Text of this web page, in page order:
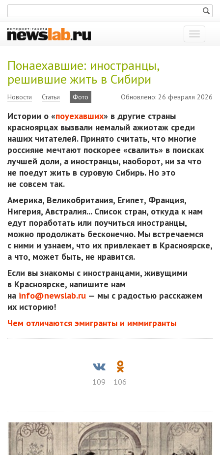
Показать
меню
Понаехавшие: иностранцы,
решившие жить в Сибири
Новости Статьи Фото Обновлено: 26 февраля 2026
Истории о «поуехавших» в другие страны
красноярцах вызвали немалый ажиотаж среди
наших читателей. Принято считать, что многие
россияне мечтают поскорее «свалить» в поисках
лучшей доли, а иностранцы, наоборот, ни за что
не поедут жить в суровую Сибирь. Но это
не совсем так.
Америка, Великобритания, Египет, Франция,
Нигерия, Австралия... Список стран, откуда к нам
едут поработать или поучиться иностранцы,
можно продолжать бесконечно. Мы встречаемся
с ними и узнаем, что их привлекает в Красноярске,
а что, может быть, не нравится.
Если вы знакомы с иностранцами, живущими
в Красноярске, напишите нам
на info@newslab.ru — мы с радостью расскажем
их историю!
Чем отличаются эмигранты и иммигранты
109 106